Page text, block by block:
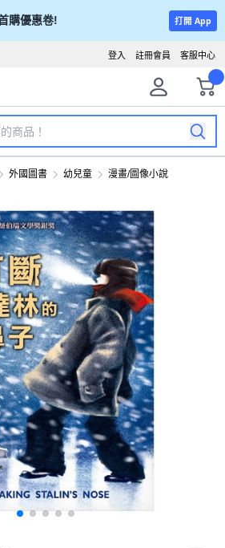
購優惠卷! 打開 App
客服中心
註冊會員
登入
外國圖書 幼兒童 漫畫/圖像小說